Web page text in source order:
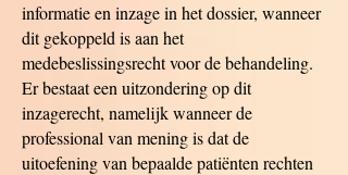
informatie en inzage in het dossier, wanneer
dit gekoppeld is aan het
medebeslissingsrecht voor de behandeling.
Er bestaat een uitzondering op dit
inzagerecht, namelijk wanneer de
professional van mening is dat de
uitoefening van bepaalde patiënten rechten